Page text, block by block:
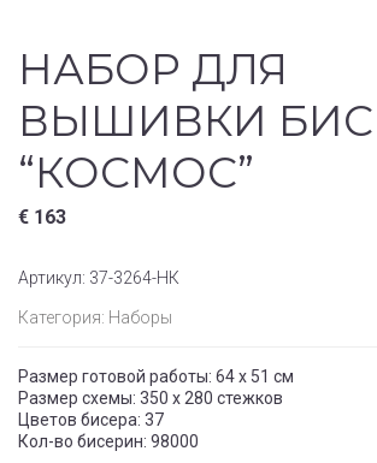
НАБОР ДЛЯ
ВЫШИВКИ
“КОСМОС”
€ 163
Артикул: 37-3264-НК
Категория: Наборы
Размер готовой работы: 64 x 51 см
Размер схемы: 350 x 280 cтежков
Цветов бисера: 37
Кол-во бисерин: 98000